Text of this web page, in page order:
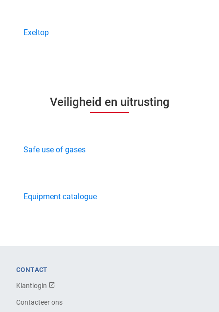
Exeltop
Veiligheid en uitrusting
Safe use of gases
Equipment catalogue
CONTACT
Klantlogin
Contacteer ons